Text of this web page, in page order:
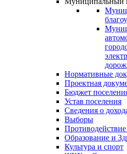
Нормативные
Проектная
Бюджет
Устав поселения
Сведения о
Выборы
Образование и
Культура и спорт